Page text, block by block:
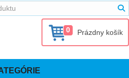
0 Prázdny košík